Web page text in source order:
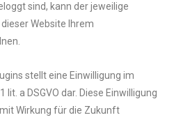
sind, kann der jeweilige
Website Ihrem
stellt eine Einwilligung im
lit. a DSGVO dar. Diese Einwilligung
Wirkung für die Zukunft